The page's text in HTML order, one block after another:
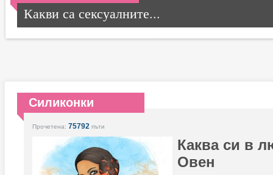
Какви са сексуалните...
Силиконки
Прочетена: 75792 пъти
Каква си в
Овен